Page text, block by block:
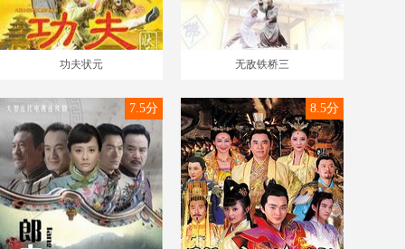
功夫状元 无敌铁桥三
7.5分 8.5分